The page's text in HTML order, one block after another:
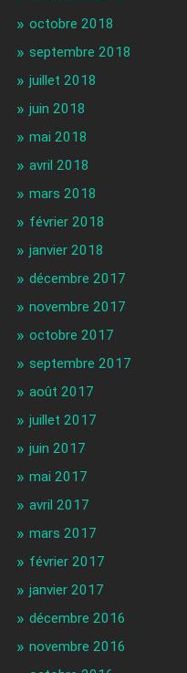
octobre 2018
septembre 2018
juillet 2018
juin 2018
mai 2018
avril 2018
mars 2018
février 2018
janvier 2018
décembre 2017
novembre 2017
octobre 2017
septembre 2017
août 2017
juillet 2017
juin 2017
mai 2017
avril 2017
mars 2017
février 2017
janvier 2017
décembre 2016
novembre 2016